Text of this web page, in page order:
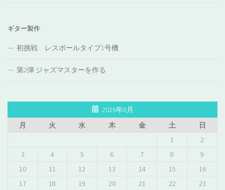
ギター製作
初挑戦 レスポールタイプ1号機
第2弾 ジャズマスターを作る
2026年8月
月
火 水 木 金 土
日
1
2
3
4 5 6 7 8
9
10
11 12 13 14 15
16
17
18 19 20 21 22
23